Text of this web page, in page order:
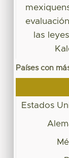
las
Países con
Estados